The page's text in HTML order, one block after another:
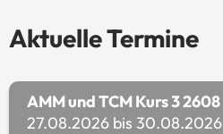
Aktuelle Termine
AMM und TCM Kurs 3 2608
27.08.2026 bis 30.08.2026